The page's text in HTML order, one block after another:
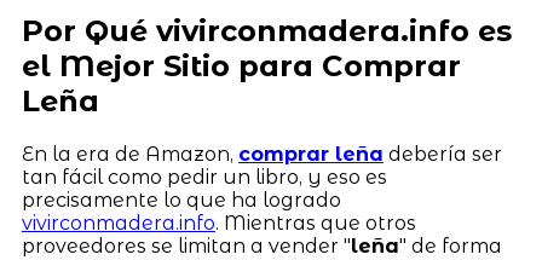
Por Qué vivirconmadera.info es
el Mejor Sitio para Comprar
Leña
En la era de Amazon, comprar leña debería ser
tan fácil como pedir un libro, y eso es
precisamente lo que ha logrado
vivirconmadera.info. Mientras que otros
proveedores se limitan a vender "leña" de forma